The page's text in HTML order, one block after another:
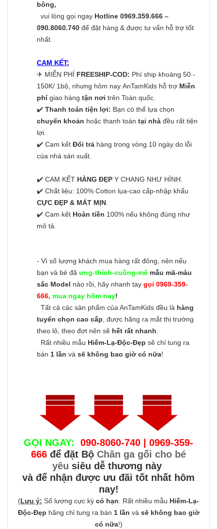
bông,
vui lòng gọi ngay Hotline 0969.359.666 –
090.8060.740 để đặt hàng & được tư vấn hỗ trợ tốt
nhất.
CAM KẾT:
✈ MIỄN PHÍ FREESHIP-COD: Phí ship khoảng 50 -
150K/ 1bộ, nhưng hôm nay AnTamKids hỗ trợ Miễn
phígiao hàng tận nơi trên Toàn quốc.
✔️ Thanh toán tiện lợi: Bạn có thể lựa chọn
chuyển khoản hoặc thanh toán tại nhà đều rất tiện
lợi.
✔️ Cam kết Đổi trả hàng trong vòng 10 ngày do lỗi
của nhà sản xuất.
✔️ CAM KẾT HÀNG ĐẸP Y CHANG NHƯ HÌNH.
✔️ Chất liệu: 100% Cotton lụa-cao cấp-nhập khẩu
CỰC ĐẸP & MÁT MỊN.
✔️ Cam kết Hoàn tiền 100% nếu không đúng như
mô tả.
- Vì số lượng khách mua hàng rất đông, nên nếu
bạn và bé đã ưng-thích-cuồng-mê mẫu mã-màu
sắc Model nào rồi, hãy nhanh tay gọi 0969-359-
666, mua ngay hôm nay!
Tất cả các sản phẩm của AnTamKids đều là hàng
tuyển chọn cao cấp, được hãng ra mắt thị trường
theo lô, theo đợt nên sẽ hết rất nhanh.
Rất nhiều mẫu Hiếm-Lạ-Độc-Đẹp sẽ chỉ tung ra
bán 1 lần và sẽ không bao giờ có nữa!
GỌI NGAY:
090-8060-740 | 0969-359-
666 để đặt Bộ Chăn ga gối cho bé
yêu siêu dễ thương này
và để nhận được ưu đãi tốt nhất hôm
nay!
(Lưu ý: Số lượng cực kỳ có hạn. Rất nhiều mẫu Hiếm-Lạ-
Độc-Đẹp hãng chỉ tung ra bán 1 lần và sẽ không bao giờ
có nữa!)